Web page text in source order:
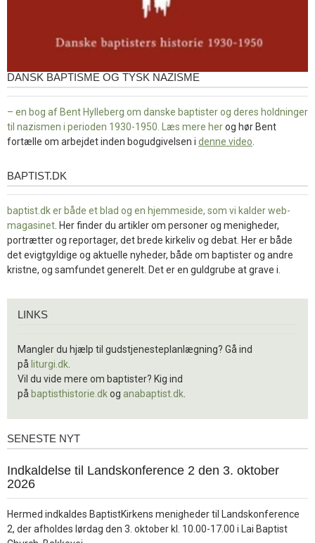
DANSK BAPTISME OG TYSK NAZISME
– en bog af Bent Hylleberg om danske baptister og deres holdninger
til nazismen i perioden 1930-1950. Læs mere herog hør Bent
fortælle om arbejdet inden bogudgivelsen i denne video.
baptist.dk
BAPTIST.DK
baptist.dk er både et blad og en hjemmeside, som vi kalder web-
magasinet. Her finder du artikler om personer og menigheder,
portrætter og reportager, det brede kirkeliv og debat. Her er både
det evigtgyldige og aktuelle nyheder, både om baptister og andre
kristne, og samfundet generelt. Det er en guldgrube at grave i.
LINKS
Mangler du hjælp til gudstjenesteplanlægning? Gå ind
på liturgi.dk.
Vil du vide mere om baptister? Kig ind
på baptisthistorie.dkog anabaptist.dk.
Seneste
SENESTE NYT
1.
jul.
Indkaldelse til Landskonference 2 den 3. oktober
2026
Hermed indkaldes BaptistKirkens menigheder til Landskonference
2, der afholdes lørdag den 3. oktober kl. 10.00-17.00 i Lai Baptist